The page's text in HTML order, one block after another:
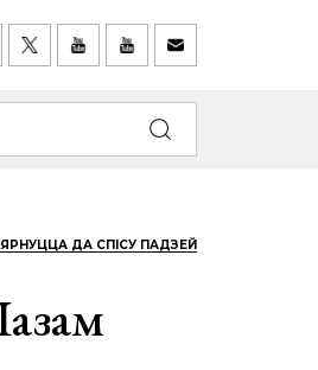
ДА СПІСУ ПАДЗЕЙ